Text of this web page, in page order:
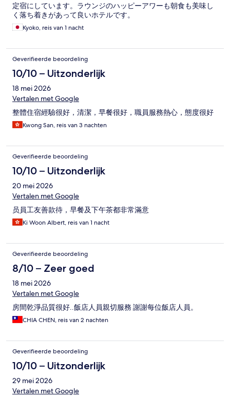
定宿にしています。ラウンジのハッピーアワーも朝食も美味し
く落ち着きがあって良いホテルです。
Kyoko, reis van 1 nacht
Geverifieerde beoordeling
10/10 – Uitzonderlijk
18 mei 2026
Vertalen met Google
整體住宿經驗很好，清潔，早餐很好，職員服務熱心，態度很好
Kwong San, reis van 3 nachten
Geverifieerde beoordeling
10/10 – Uitzonderlijk
20 mei 2026
Vertalen met Google
员員工友善款待，早餐及下午茶都非常滿意
Ki Woon Albert, reis van 1 nacht
Geverifieerde beoordeling
8/10 – Zeer goed
18 mei 2026
Vertalen met Google
房間乾淨品質很好..飯店人員親切服務 謝謝每位飯店人員。
CHIA CHEN, reis van 2 nachten
Geverifieerde beoordeling
10/10 – Uitzonderlijk
29 mei 2026
Vertalen met Google